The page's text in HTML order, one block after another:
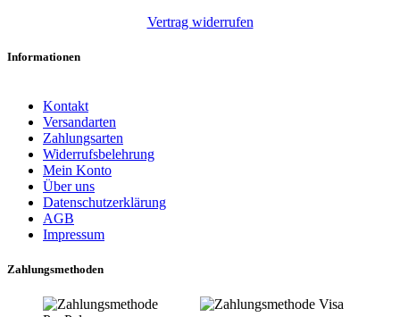
Vertrag widerrufen
Informationen
Kontakt
Versandarten
Zahlungsarten
Widerrufsbelehrung
Mein Konto
Über uns
Datenschutzerklärung
AGB
Impressum
Zahlungsmethoden